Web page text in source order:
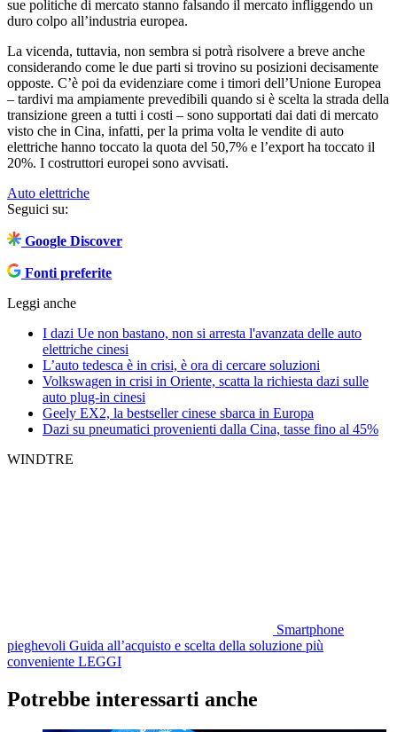
sue politiche di mercato stanno falsando il mercato infliggendo un
duro colpo all’industria europea.
La vicenda, tuttavia, non sembra si potrà risolvere a breve anche
considerando come le due parti si trovino su posizioni decisamente
opposte. C’è poi da evidenziare come i timori dell’Unione Europea
– tardivi ma ampiamente prevedibili quando si è scelta la strada della
transizione green a tutti i costi – sono supportati dai dati di mercato
visto che in Cina, infatti, per la prima volta le vendite di auto
elettriche hanno toccato la quota del 50,7% e l’export ha toccato il
20%. I costruttori europei sono avvisati.
Auto elettriche
Seguici su:
Google Discover
Fonti preferite
Leggi anche
I dazi Ue non bastano, non si arresta l'avanzata delle auto
elettriche cinesi
L’auto tedesca è in crisi, è ora di cercare soluzioni
Volkswagen in crisi in Oriente, scatta la richiesta dazi sulle
auto plug-in cinesi
Geely EX2, la bestseller cinese sbarca in Europa
Dazi su pneumatici provenienti dalla Cina, tasse fino al 45%
WINDTRE
Smartphone
pieghevoli Guida all’acquisto e scelta della soluzione più
conveniente LEGGI
Potrebbe interessarti anche